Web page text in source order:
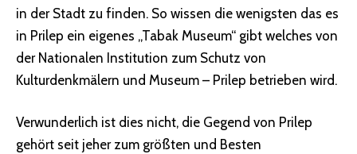
in der Stadt zu finden. So wissen die wenigsten das es
in Prilep ein eigenes „Tabak Museum“ gibt welches von
der Nationalen Institution zum Schutz von
Kulturdenkmälern und Museum – Prilep betrieben wird.
Verwunderlich ist dies nicht, die Gegend von Prilep
gehört seit jeher zum größten und Besten